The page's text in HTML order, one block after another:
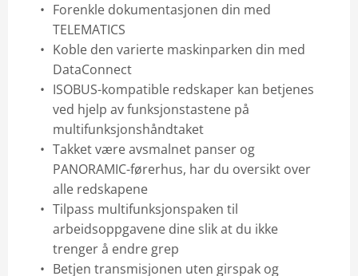
Forenkle dokumentasjonen din med
TELEMATICS
Koble den varierte maskinparken din med
DataConnect
ISOBUS-kompatible redskaper kan betjenes
ved hjelp av funksjonstastene på
multifunksjonshåndtaket
Takket være avsmalnet panser og
PANORAMIC-førerhus, har du oversikt over
alle redskapene
Tilpass multifunksjonspaken til
arbeidsoppgavene dine slik at du ikke
trenger å endre grep
Betjen transmisjonen uten girspak og